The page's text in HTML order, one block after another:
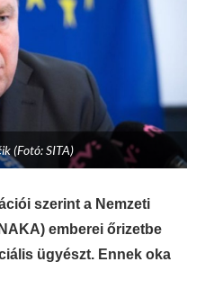
(Fotó: SITA)
szerint a Nemzeti
emberei őrizetbe
ügyészt. Ennek oka